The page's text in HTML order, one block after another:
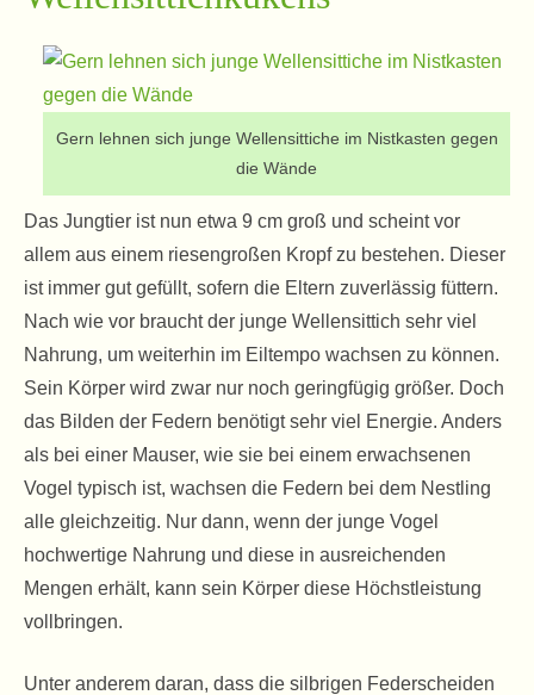
Gern lehnen sich junge Wellensittiche im Nistkasten gegen
die Wände
Das Jungtier ist nun etwa 9 cm groß und scheint vor
allem aus einem riesengroßen Kropf zu bestehen. Dieser
ist immer gut gefüllt, sofern die Eltern zuverlässig füttern.
Nach wie vor braucht der junge Wellensittich sehr viel
Nahrung, um weiterhin im Eiltempo wachsen zu können.
Sein Körper wird zwar nur noch geringfügig größer. Doch
das Bilden der Federn benötigt sehr viel Energie. Anders
als bei einer Mauser, wie sie bei einem erwachsenen
Vogel typisch ist, wachsen die Federn bei dem Nestling
alle gleichzeitig. Nur dann, wenn der junge Vogel
hochwertige Nahrung und diese in ausreichenden
Mengen erhält, kann sein Körper diese Höchstleistung
vollbringen.
Unter anderem daran, dass die silbrigen Federscheiden